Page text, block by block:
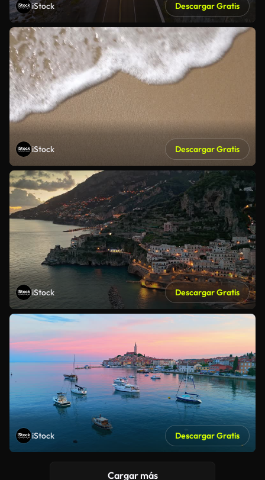
iStock Descargar Gratis
iStock Descargar Gratis
iStock Descargar Gratis
iStock Descargar Gratis
Cargar más